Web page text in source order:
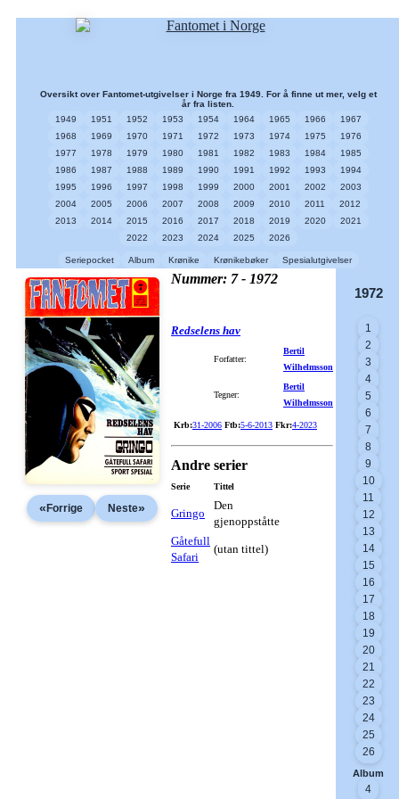
Oversikt over Fantomet-utgivelser i Norge fra 1949. For å finne ut mer, velg et
år fra listen.
1949
1951 1952 1953 1954 1964 1965 1966
1967
1968
1969 1970 1971 1972 1973 1974 1975
1976
1977
1978 1979 1980 1981 1982 1983 1984
1985
1986
1987 1988 1989 1990 1991 1992 1993
1994
1995
1996 1997 1998 1999 2000 2001 2002
2003
2004
2005 2006 2007 2008 2009 2010 2011
2012
2013
2014 2015 2016 2017 2018 2019 2020
2021
2022
2023 2024 2025 2026
Seriepocket Album Krønike Krønikebøker Spesialutgivelser
« Forrige Neste»
Nummer: 7 - 1972
Redselens hav
Forfatter:
Bertil
Wilhelmsson
Tegner:
Bertil
Wilhelmsson
Krb:31-2006 Ftb:5-6-2013 Fkr:4-2023
Andre serier
Serie Tittel
Gringo
Den
gjenoppståtte
Gåtefull
Safari
(utan tittel)
1972
1
2
3
4
5
6
7
8
9
10
11
12
13
14
15
16
17
18
19
20
21
22
23
24
25
26
Album
4